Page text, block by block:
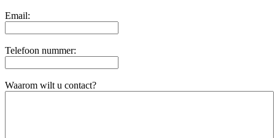
Email:
Telefoon nummer:
Waarom wilt u contact?